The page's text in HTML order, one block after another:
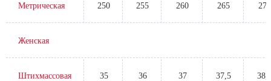
Метрическая 250 255 260 265 270
Женская
Штихмассовая 35 36 37 37,5